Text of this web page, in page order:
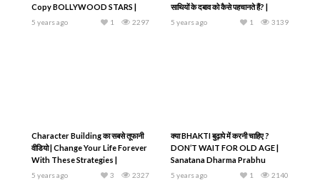
Copy BOLLYWOOD STARS |
Sanatana Dharma Prabhu
5 years ago 2297
1
साथियों के दबाव को कैसे पहचानते हैं? |
Sanatana Dharma Prabhu
5 years ago 3139
1
Character Building का सबसे तूफानी
वीडियो | Change Your Life Forever
With These Strategies |
Sanatana Dharma Prabhu
5 years ago 2327
3
क्या BHAKTI बुढ़ापे में करनी चाहिए ?
DON’T WAIT FOR OLD AGE |
Sanatana Dharma Prabhu
5 years ago 2140
1